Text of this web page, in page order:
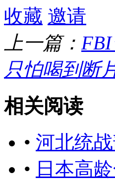
收藏 邀请
上一篇：
只怕喝到断
相关阅读
• 河北统
• 日本高